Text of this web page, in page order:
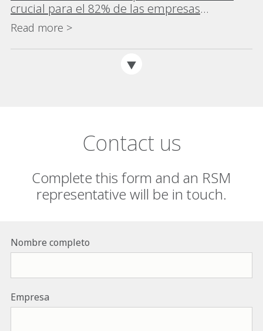
crucial para el 82% de las empresas
latinoamericanas
Read more >
Contact us
Complete this form and an RSM
representative will be in touch.
Nombre completo
Empresa